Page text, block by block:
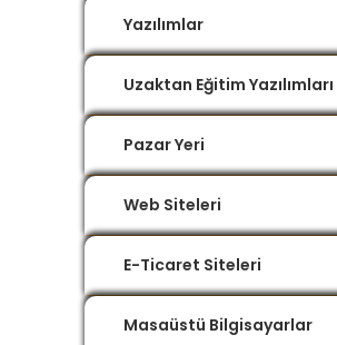
Yazılımlar
Uzaktan Eğitim Yazılımları
Pazar Yeri
Web Siteleri
E-Ticaret Siteleri
Masaüstü Bilgisayarlar